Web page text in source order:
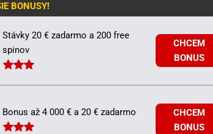
BONUSY!
Stávky 20 € zadarmo a 200 free
spinov
CHCEM
BONUS
Bonus až 4 000 € a 20 € zadarmo
CHCEM
BONUS